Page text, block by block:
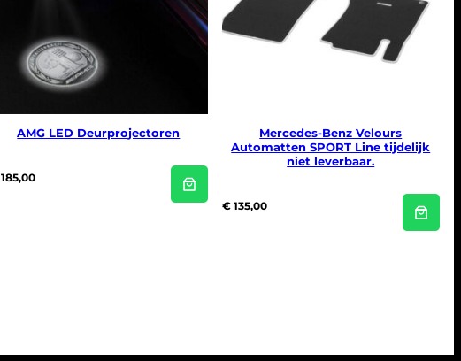
AMG LED Deurprojectoren
185,00
Mercedes-Benz Velours
Automatten SPORT Line tijdelijk
niet leverbaar.
€135,00